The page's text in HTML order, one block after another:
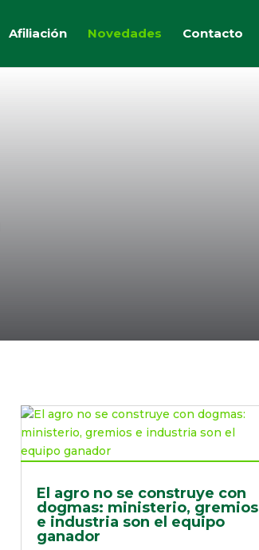
Afiliación Novedades Contacto
El agro no se construye con
dogmas: ministerio, gremios
e industria son el equipo
ganador